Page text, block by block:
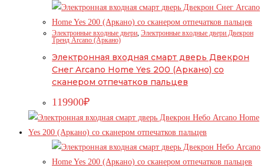
Электронные входные двери, Электронные входные двери Двекрон
Тренд Arcano (Аркано)
Электронная входная смарт дверь Двекрон
Снег Arcano Home Yes 200 (Аркано) со
сканером отпечатков пальцев
119900₽